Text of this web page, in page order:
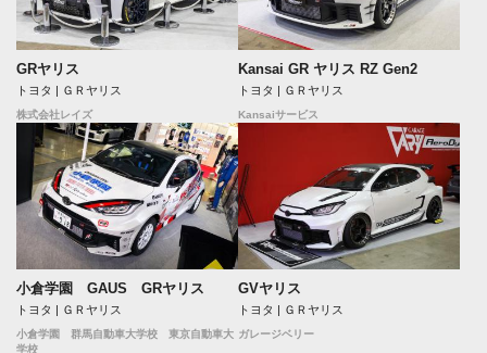
GRヤリス
トヨタ | ＧＲヤリス
株式会社レイズ
Kansai GR ヤリス RZ Gen2
トヨタ | ＧＲヤリス
Kansaiサービス
小倉学園 GAUS GRヤリス
トヨタ | ＧＲヤリス
小倉学園 群馬自動車大学校 東京自動車大
学校
GVヤリス
トヨタ | ＧＲヤリス
ガレージベリー